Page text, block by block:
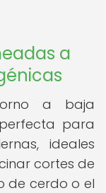
a
a baja
para
ideales
cortes de
de cerdo o el